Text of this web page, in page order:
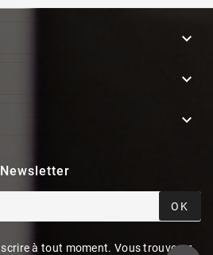



Newsletter
OK
à tout moment. Vous trouverez